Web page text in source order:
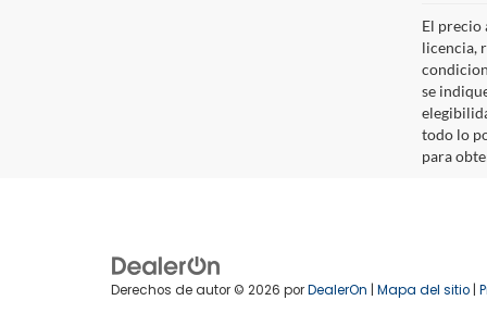
El precio
licencia,
se
todo lo
para
Derechos de autor © 2026 porDealerOn Mapa del sitio